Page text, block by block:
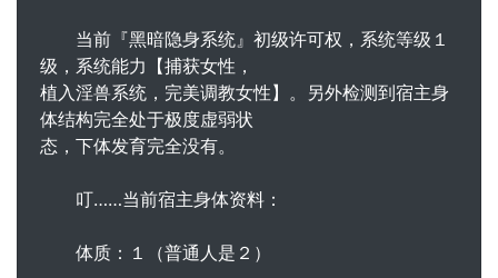
当前『黑暗隐身系统』初级许可权，系统等级１
级，系统能力【捕获女性，
植入淫兽系统，完美调教女性】。另外检测到宿主身
体结构完全处于极度虚弱状
态，下体发育完全没有。
叮……当前宿主身体资料：
体质：１（普通人是２）